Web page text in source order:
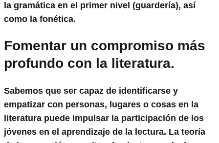
la gramática en el primer nivel (guardería), así
como la fonética.
Fomentar un compromiso más
profundo con la literatura.
Sabemos que ser capaz de identificarse y
empatizar con personas, lugares o cosas en la
literatura puede impulsar la participación de los
jóvenes en el aprendizaje de la lectura. La teoría